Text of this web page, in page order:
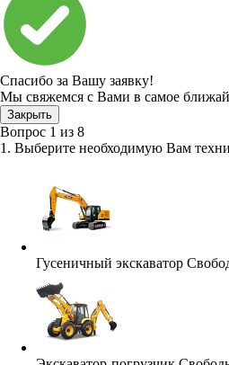
Спасибо за Вашу заявку!
Мы свяжемся с Вами в самое
Закрыть
Вопрос 1 из 8
1. Выберите необходимую Вам
Гусеничный экскаватор